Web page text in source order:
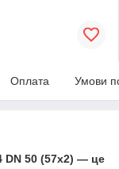
Оплата Умови
DN 50 (57x2) — це